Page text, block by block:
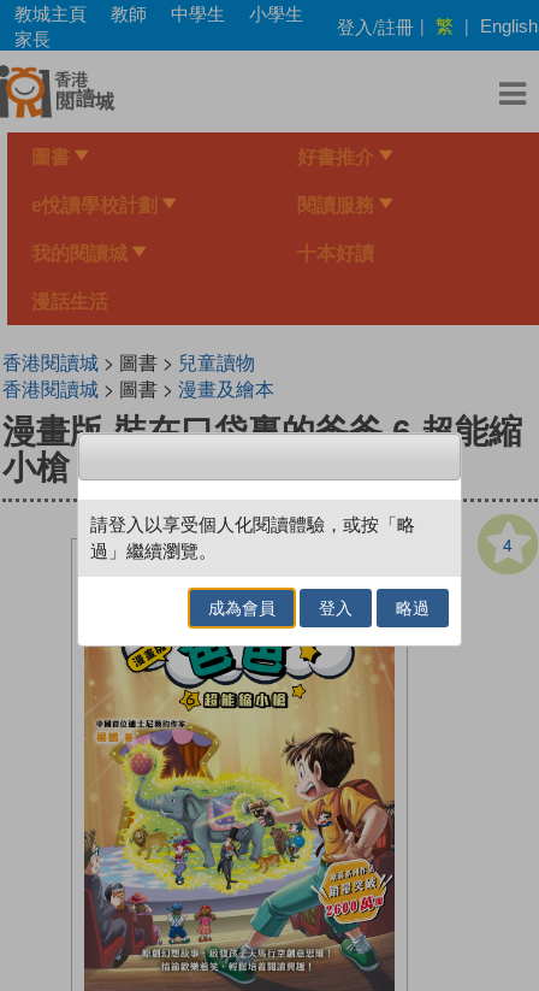
Skip
main
content
教城主頁 教師 中學生
小學生
家長
登入/註冊 | 繁 | English
圖書 好書推介
e悅讀學校計劃 閱讀服務
我的閱讀城 十本好讀
漫話生活
香港閱讀城> 圖書 > 兒童讀物
香港閱讀城> 圖書 > 漫畫及繪本
漫畫版 裝在口袋裏的爸爸 6 超能縮
小槍
4
請登入以享受個人化閱讀體驗，或按「略
過」繼續瀏覽。
成為會員 登入 略過